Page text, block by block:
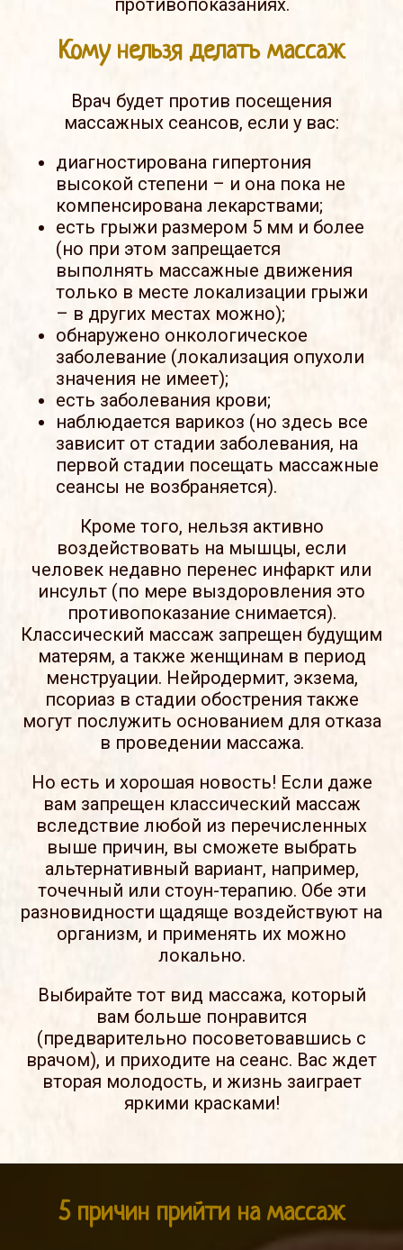
противопоказаниях.
Кому нельзя делать массаж
Врач будет против посещения
массажных сеансов, если у вас:
диагностирована гипертония
высокой степени – и она пока не
компенсирована лекарствами;
есть грыжи размером 5 мм и более
(но при этом запрещается
выполнять массажные движения
только в месте локализации грыжи
– в других местах можно);
обнаружено онкологическое
заболевание (локализация опухоли
значения не имеет);
есть заболевания крови;
наблюдается варикоз (но здесь все
зависит от стадии заболевания, на
первой стадии посещать массажные
сеансы не возбраняется).
Кроме того, нельзя активно
воздействовать на мышцы, если
человек недавно перенес инфаркт или
инсульт (по мере выздоровления это
противопоказание снимается).
Классический массаж запрещен будущим
матерям, а также женщинам в период
менструации. Нейродермит, экзема,
псориаз в стадии обострения также
могут послужить основанием для отказа
в проведении массажа.
Но есть и хорошая новость! Если даже
вам запрещен классический массаж
вследствие любой из перечисленных
выше причин, вы сможете выбрать
альтернативный вариант, например,
точечный или стоун-терапию. Обе эти
разновидности щадяще воздействуют на
организм, и применять их можно
локально.
Выбирайте тот вид массажа, который
вам больше понравится
(предварительно посоветовавшись с
врачом), и приходите на сеанс. Вас ждет
вторая молодость, и жизнь заиграет
яркими красками!
5 причин прийти на массаж